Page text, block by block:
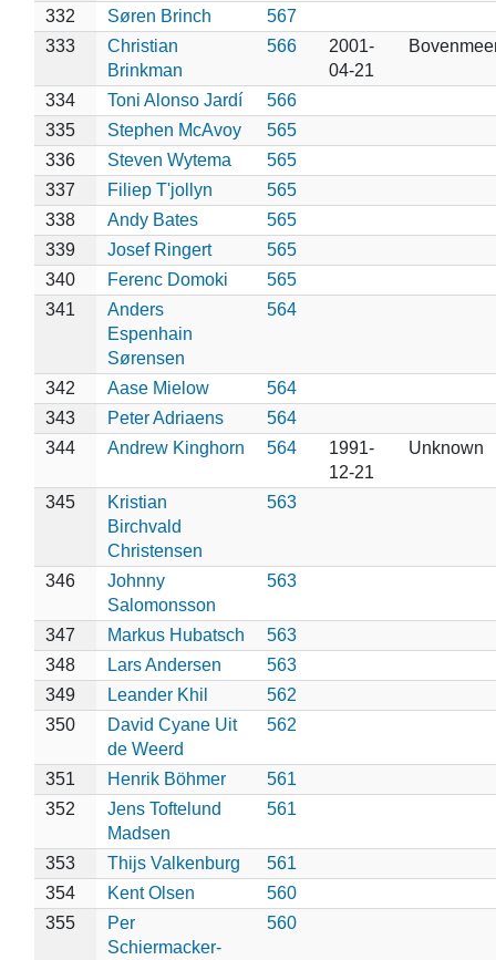
332 Søren Brinch
567
333
Christian
Brinkman
566
2001-
04-21
334 Toni Alonso Jardí
566
335
Stephen McAvoy
565
336
Steven Wytema
565
337
Filiep T'jollyn
565
338
Andy Bates
565
339
Josef Ringert
565
340
Ferenc Domoki
565
341
Anders
Espenhain
Sørensen
564
342 Aase Mielow
564
343
Peter Adriaens
564
344
Andrew Kinghorn 564
1991-
12-21
Unknown
345
Kristian
Birchvald
Christensen
563
346
Johnny
Salomonsson
563
347 Markus Hubatsch
563
348
Lars Andersen
563
349
Leander Khil
562
350
David Cyane Uit
de Weerd
562
351 Henrik Böhmer
561
352
Jens Toftelund
Madsen
561
353 Thijs Valkenburg
561
354
Kent Olsen
560
355
Per
Schiermacker-
560